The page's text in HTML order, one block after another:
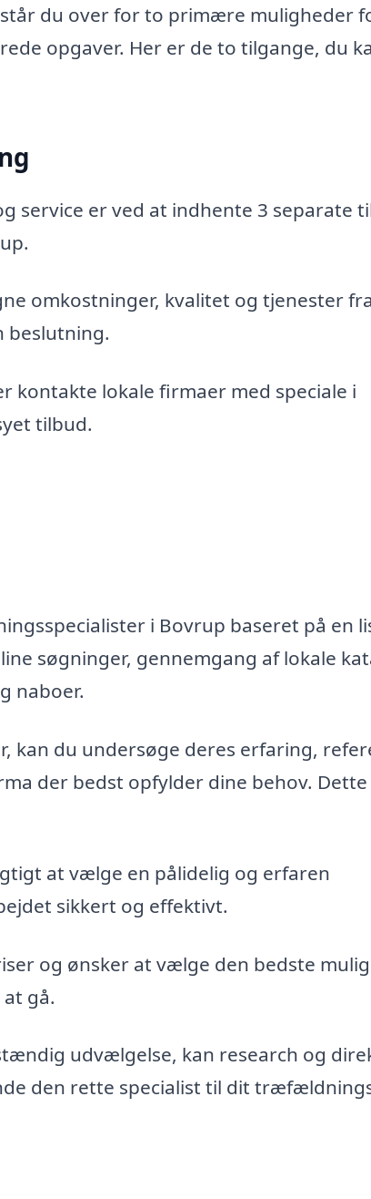
du over for to primære muligheder
opgaver. Her er de to tilgange, du
service er ved at indhente 3 separate
omkostninger, kvalitet og tjenester fra
beslutning.
kontakte lokale firmaer med speciale i
tilbud.
i Bovrup baseret på en
søgninger, gennemgang af lokale
naboer.
kan du undersøge deres erfaring,
der bedst opfylder dine behov.
at vælge en pålidelig og erfaren
sikkert og effektivt.
og ønsker at vælge den bedste
gå.
udvælgelse, kan research og
den rette specialist til dit